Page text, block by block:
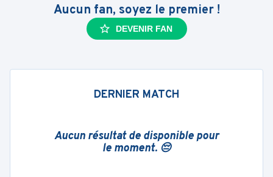
Aucun fan, soyez le premier !
DEVENIR FAN
DERNIER MATCH
Aucun résultat de disponible pour
le moment. 😔